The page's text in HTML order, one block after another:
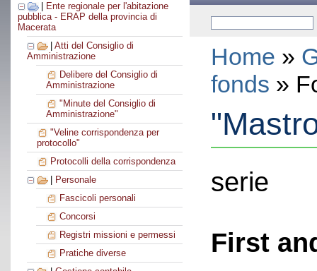
Ente regionale per l'abitazione
pubblica - ERAP della provincia di
Macerata
Atti del Consiglio di
Amministrazione
Delibere del Consiglio di
Amministrazione
"Minute del Consiglio di
Amministrazione"
"Veline corrispondenza per
protocollo"
Protocolli della corrispondenza
Personale
Fascicoli personali
Concorsi
Registri missioni e permessi
Pratiche diverse
Home »
fonds »
serie
First